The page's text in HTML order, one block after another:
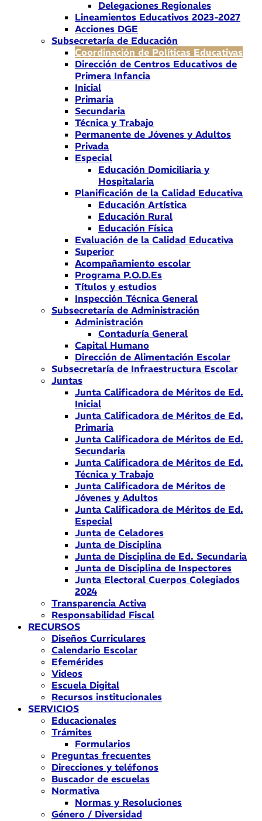
Delegaciones Regionales
Lineamientos Educativos 2023-2027
Acciones DGE
Subsecretaría de Educación
Coordinación de Políticas Educativas
Dirección de Centros Educativos de
Primera Infancia
Inicial
Primaria
Secundaria
Técnica y Trabajo
Permanente de Jóvenes y Adultos
Privada
Especial
Educación Domiciliaria y
Hospitalaria
Planificación de la Calidad Educativa
Educación Artística
Educación Rural
Educación Física
Evaluación de la Calidad Educativa
Superior
Acompañamiento escolar
Programa P.O.D.Es
Títulos y estudios
Inspección Técnica General
Subsecretaría de Administración
Administración
Contaduría General
Capital Humano
Dirección de Alimentación Escolar
Subsecretaría de Infraestructura Escolar
Juntas
Junta Calificadora de Méritos de Ed.
Inicial
Junta Calificadora de Méritos de Ed.
Primaria
Junta Calificadora de Méritos de Ed.
Secundaria
Junta Calificadora de Méritos de Ed.
Técnica y Trabajo
Junta Calificadora de Méritos de
Jóvenes y Adultos
Junta Calificadora de Méritos de Ed.
Especial
Junta de Celadores
Junta de Disciplina
Junta de Disciplina de Ed. Secundaria
Junta de Disciplina de Inspectores
Junta Electoral Cuerpos Colegiados
2024
Transparencia Activa
Responsabilidad Fiscal
RECURSOS
Diseños Curriculares
Calendario Escolar
Efemérides
Videos
Escuela Digital
Recursos institucionales
SERVICIOS
Educacionales
Trámites
Formularios
Preguntas frecuentes
Direcciones y teléfonos
Buscador de escuelas
Normativa
Normas y Resoluciones
Género / Diversidad